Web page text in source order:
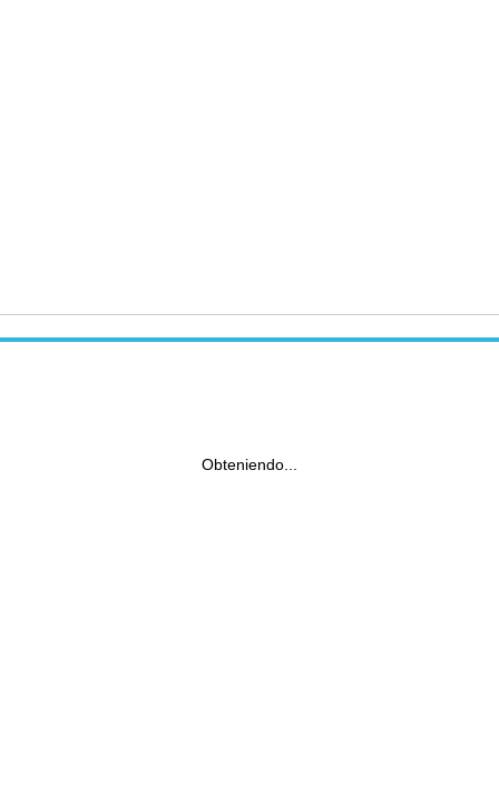
Obteniendo...